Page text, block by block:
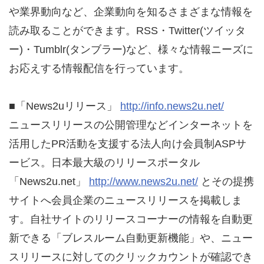
や業界動向など、企業動向を知るさまざまな情報を
読み取ることができます。RSS・Twitter(ツイッタ
ー)・Tumblr(タンブラー)など、様々な情報ニーズに
お応えする情報配信を行っています。
■「News2uリリース」 http://info.news2u.net/
ニュースリリースの公開管理などインターネットを
活用したPR活動を支援する法人向け会員制ASPサ
ービス。日本最大級のリリースポータル
「News2u.net」 http://www.news2u.net/ とその提携
サイトへ会員企業のニュースリリースを掲載しま
す。自社サイトのリリースコーナーの情報を自動更
新できる「ブレスルーム自動更新機能」や、ニュー
スリリースに対してのクリックカウントが確認でき